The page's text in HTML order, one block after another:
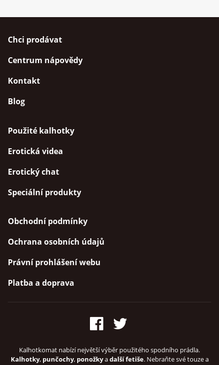
Chci prodávat
Centrum nápovědy
Kontakt
Blog
Použité kalhotky
Erotická videa
Erotický chat
Speciální produkty
Obchodní podmínky
Ochrana osobních údajů
Právní prohlášení webu
Platba a doprava
Kalhotkomat nabízí největší výběr použitého spodního prádla.
Kalhotky, punčochy, ponožkyadalší fetiše. Nebraňte své touze a